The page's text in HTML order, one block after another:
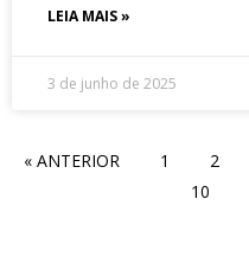
LEIA MAIS »
3 de junho de 2025
« ANTERIOR 1 2
10